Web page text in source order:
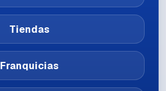
Tiendas
Franquicias